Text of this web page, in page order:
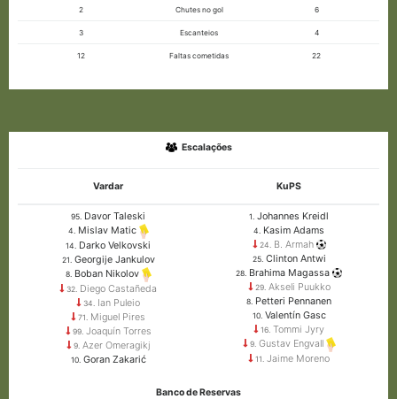
2 Chutes no gol 6
3 Escanteios 4
12 Faltas cometidas 22
Escalações
Vardar KuPS
95. Davor Taleski
4.Mislav Matic
14. Darko Velkovski
21. Georgije Jankulov
8.Boban Nikolov
32. Diego Castañeda
34. Ian Puleio
71. Miguel Pires
99.Joaquín Torres
9.Azer Omeragikj
10.Goran Zakarić
1. Johannes Kreidl
4. Kasim Adams
24. B. Armah
25.Clinton Antwi
28. Brahima Magassa
29.Akseli Puukko
8. Petteri Pennanen
10.Valentín Gasc
16. Tommi Jyry
9.Gustav Engvall
11. Jaime Moreno
Banco de Reservas